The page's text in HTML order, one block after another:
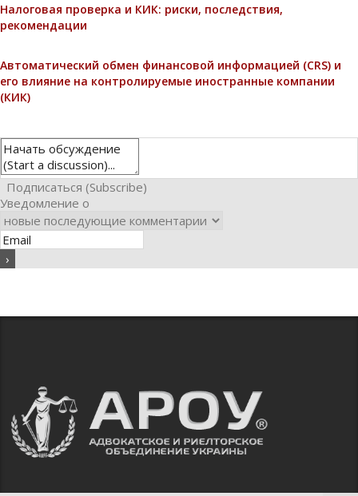
Налоговая проверка и КИК: риски, последствия,
рекомендации
Автоматический обмен финансовой информацией (CRS) и
его влияние на контролируемые иностранные компании
(КИК)
Подписаться (Subscribe)
Уведомление о